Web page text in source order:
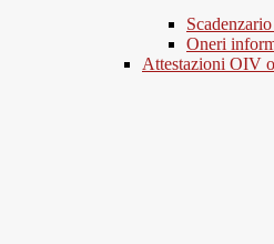
Oneri
Attestazioni OIV